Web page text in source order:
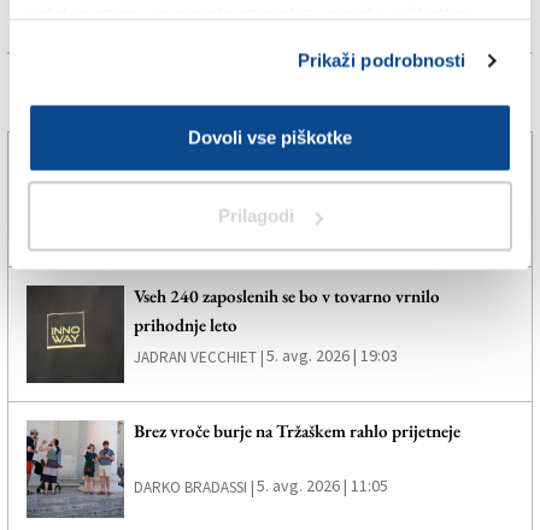
Prikaži podrobnosti
Dovoli vse piškotke
Prilagodi
Več novic
(VIDEO)
SPLETNO UREDNIŠTVO | 5. avg. 2026 | 19:44
Vseh 240 zaposlenih se bo v tovarno vrnilo
prihodnje leto
JADRAN VECCHIET |5. avg. 2026 | 19:03
Brez vroče burje na Tržaškem rahlo prijetneje
DARKO BRADASSI |5. avg. 2026 | 11:05